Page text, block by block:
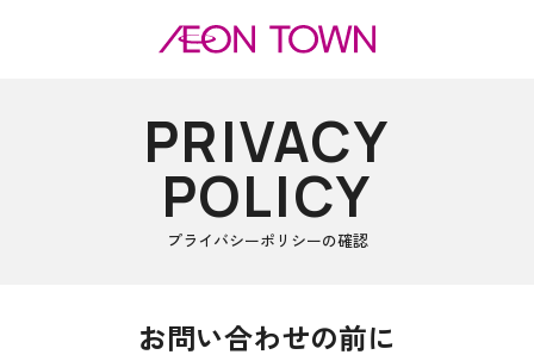
PRIVACY
POLICY
プライバシーポリシーの確認
お問い合わせの前に